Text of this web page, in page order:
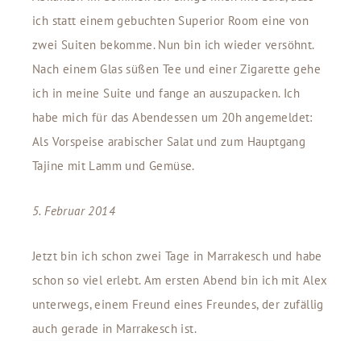
ich statt einem gebuchten Superior Room eine von
zwei Suiten bekomme. Nun bin ich wieder versöhnt.
Nach einem Glas süßen Tee und einer Zigarette gehe
ich in meine Suite und fange an auszupacken. Ich
habe mich für das Abendessen um 20h angemeldet:
Als Vorspeise arabischer Salat und zum Hauptgang
Tajine mit Lamm und Gemüse.
5. Februar 2014
Jetzt bin ich schon zwei Tage in Marrakesch und habe
schon so viel erlebt. Am ersten Abend bin ich mit Alex
unterwegs, einem Freund eines Freundes, der zufällig
auch gerade in Marrakesch ist.